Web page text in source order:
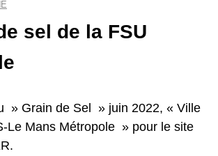
sel de la FSU
» Grain de Sel » juin 2022, « Ville
Le Mans Métropole » pour le site